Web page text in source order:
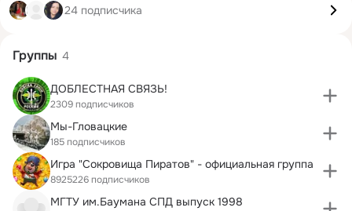
24 подписчика
Группы 4
ДОБЛЕСТНАЯ СВЯЗЬ!
2309 подписчиков
Мы-Гловацкие
185 подписчиков
Игра "Сокровища Пиратов" - официальная группа
8925226 подписчиков
МГТУ им.Баумана СПД выпуск 1998